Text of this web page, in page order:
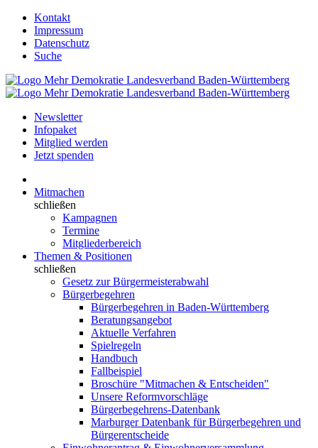
Kontakt
Impressum
Datenschutz
Suche
Newsletter
Infopaket
Mitglied werden
Jetzt spenden
Mitmachen
schließen
Kampagnen
Termine
Mitgliederbereich
Themen & Positionen
schließen
Gesetz zur Bürgermeisterabwahl
Bürgerbegehren
Bürgerbegehren in Baden-Württemberg
Beratungsangebot
Aktuelle Verfahren
Spielregeln
Handbuch
Fallbeispiel
Broschüre "Mitmachen & Entscheiden"
Unsere Reformvorschläge
Bürgerbegehrens-Datenbank
Marburger Datenbank für Bürgerbegehren und
Bürgerentscheide